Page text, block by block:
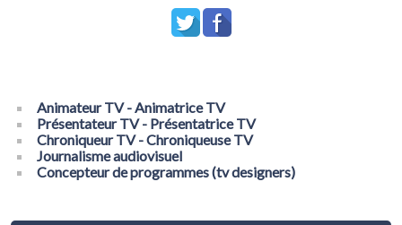
Animateur TV - Animatrice TV
Présentateur TV - Présentatrice TV
Chroniqueur TV - Chroniqueuse TV
Journalisme audiovisuel
Concepteur de programmes (tv designers)